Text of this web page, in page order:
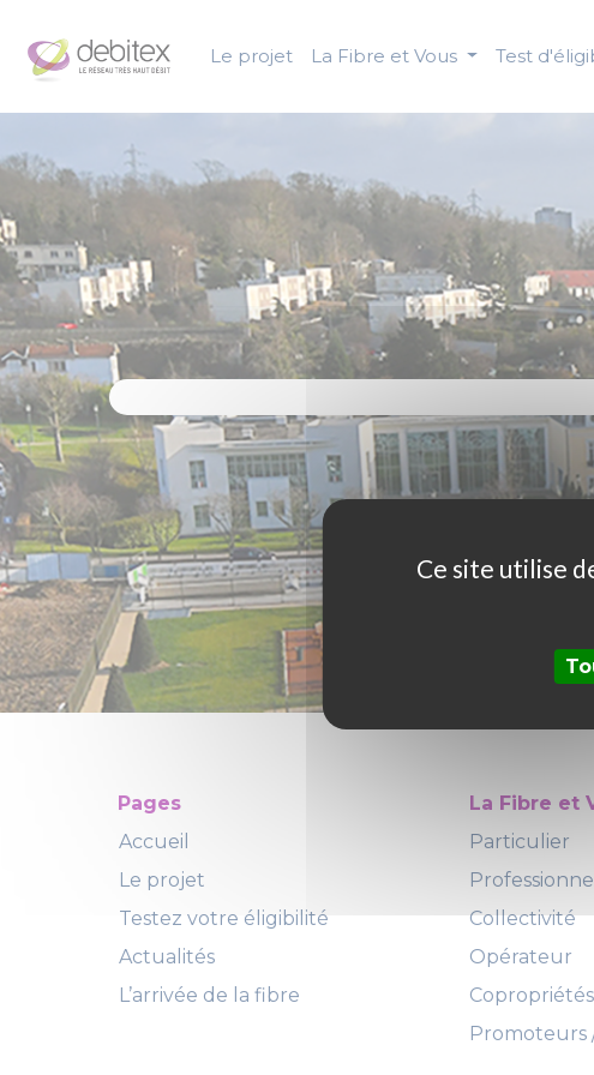
Le projet La Fibre et Vous Test
Pages
Accueil
Le projet
Testez votre éligibilité
Actualités
L’arrivée de la fibre
La Fibre et
Particulier
Professionnel
Collectivité
Opérateur
Promoteurs
Ce site utilise